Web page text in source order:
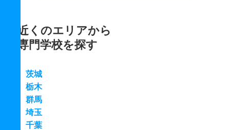
近くのエリアから
専門学校を探す
茨城
栃木
群馬
埼玉
千葉